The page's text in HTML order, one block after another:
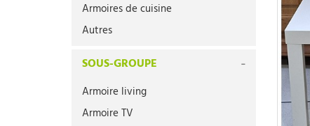
Armoires de cuisine
Autres
Bureaux
Chaises
SOUS-GROUPE
Armoire living
Armoire TV